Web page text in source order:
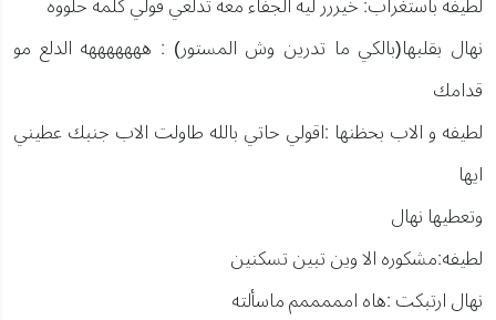
نهال بقلبها(بالكي ما تدرين وش المستور) : هههههههه الدلع مو
قدامك
لطيفه و الاب بحظنها :اقولي حاتي بالله طاولت الاب جنبك عطيني
ايها
وتعطيها نهال
لطيفه:مشكوره الا وين تبين تسكنين
نهال ارتبكت :هاه امممممم ماسألته